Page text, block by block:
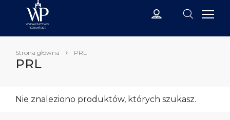
Strona główna PRL
PRL
Nie znaleziono produktów, których szukasz.